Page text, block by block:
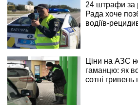
24 штрафи за
Рада хоче
водіїв-
Ціни на АЗС
гаманцю: як
сотні